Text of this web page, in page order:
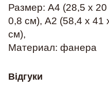
Размер: А4 (28,5 х
0,8 см), А2 (58,4 х 41
см),
Материал: фанера
Відгуки